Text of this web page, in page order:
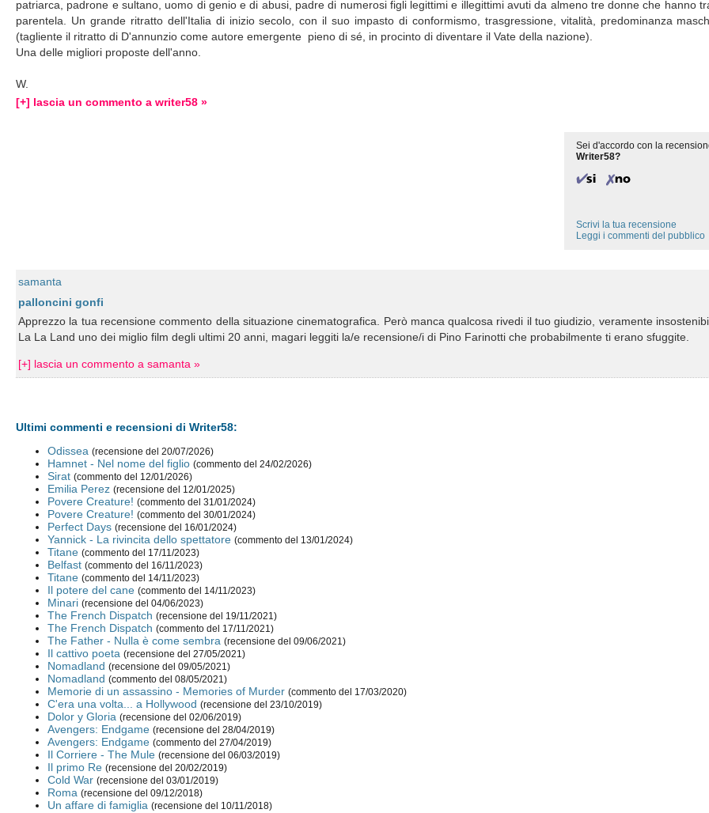
patriarca, padrone e sultano, uomo di genio e di abusi, padre di numerosi figli legittimi e illegittimi avuti da almeno tre donne che hanno
parentela. Un grande ritratto dell'Italia di inizio secolo, con il suo impasto di conformismo, trasgressione, vitalità, predominanza
(tagliente il ritratto di D'annunzio come autore emergente pieno di sé, in procinto di diventare il Vate della nazione).
Una delle migliori proposte dell'anno.
W.
[+] lascia un commento a writer58 »
Sei d'accordo con la
Writer58?
Scrivi la tua recensione
Leggi i commenti del pubblico
samanta
palloncini gonfi
Apprezzo la tua recensione commento della situazione cinematografica. Però manca qualcosa rivedi il tuo giudizio, veramente
La La Land uno dei miglio film degli ultimi 20 anni, magari leggiti la/e recensione/i di Pino Farinotti che probabilmente ti erano sfuggite.
[+] lascia un commento a samanta »
Ultimi commenti e recensioni di Writer58:
Odissea (recensione del 20/07/2026)
Hamnet - Nel nome del figlio (commento del 24/02/2026)
Sirat (commento del 12/01/2026)
Emilia Perez (recensione del 12/01/2025)
Povere Creature! (commento del 31/01/2024)
Povere Creature! (commento del 30/01/2024)
Perfect Days (recensione del 16/01/2024)
Yannick - La rivincita dello spettatore (commento del 13/01/2024)
Titane (commento del 17/11/2023)
Belfast (commento del 16/11/2023)
Titane (commento del 14/11/2023)
Il potere del cane (commento del 14/11/2023)
Minari (recensione del 04/06/2023)
The French Dispatch (recensione del 19/11/2021)
The French Dispatch (commento del 17/11/2021)
The Father - Nulla è come sembra (recensione del 09/06/2021)
Il cattivo poeta (recensione del 27/05/2021)
Nomadland (recensione del 09/05/2021)
Nomadland (commento del 08/05/2021)
Memorie di un assassino - Memories of Murder (commento del 17/03/2020)
C'era una volta... a Hollywood (recensione del 23/10/2019)
Dolor y Gloria (recensione del 02/06/2019)
Avengers: Endgame (recensione del 28/04/2019)
Avengers: Endgame (commento del 27/04/2019)
Il Corriere - The Mule (recensione del 06/03/2019)
Il primo Re (recensione del 20/02/2019)
Cold War (recensione del 03/01/2019)
Roma (recensione del 09/12/2018)
Un affare di famiglia (recensione del 10/11/2018)